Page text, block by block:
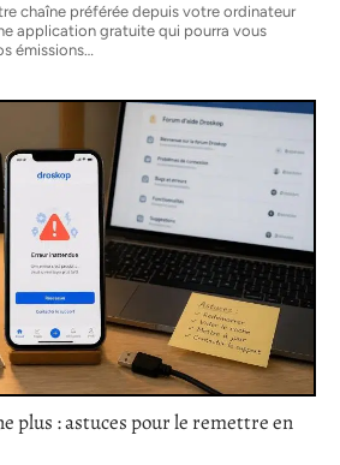
chaîne préférée depuis votre ordinateur
application gratuite qui pourra vous
émissions
plus : astuces pour le remettre en